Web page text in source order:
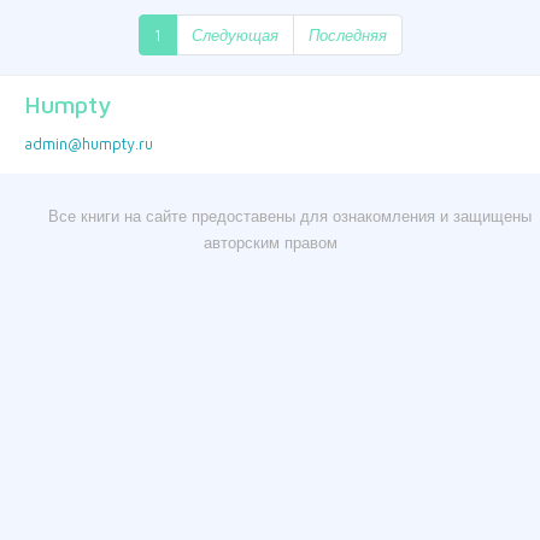
1 Следующая Последняя
Humpty
admin@humpty.ru
Все книги на сайте предоставены для ознакомления и защищены
авторским правом